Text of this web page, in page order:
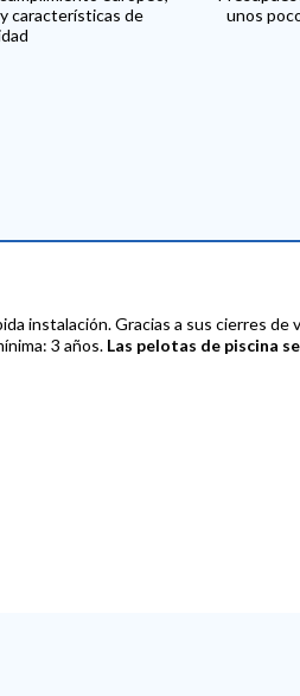
características de
unos
instalación. Gracias a sus cierres
3 años. Las pelotas de piscina